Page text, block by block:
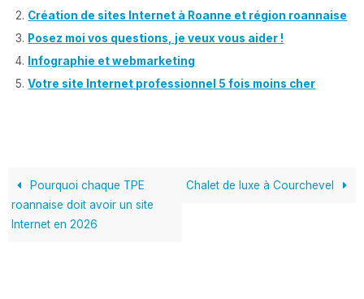
Création de sites Internet à Roanne et région roannaise
Posez moi vos questions, je veux vous aider !
Infographie et webmarketing
Votre site Internet professionnel 5 fois moins cher
Pourquoi chaque TPE
roannaise doit avoir un site
Internet en 2026
Chalet de luxe à Courchevel